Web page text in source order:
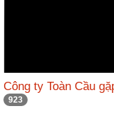
Công ty Toàn Cầu
923